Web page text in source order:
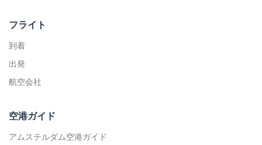
フライト
到着
出発
航空会社
空港ガイド
アムステルダム空港ガイド